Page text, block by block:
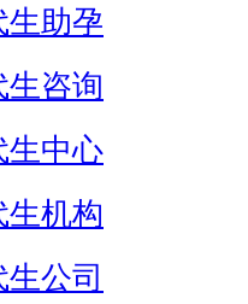
生助孕
生咨询
生中心
生机构
公司